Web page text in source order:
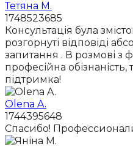
Тетяна М.
1748523685
Консультація була
розгорнуті відповіді
запитання . В розмові з
професійна
підтримка!
Olena A.
1744395648
Спасибо!